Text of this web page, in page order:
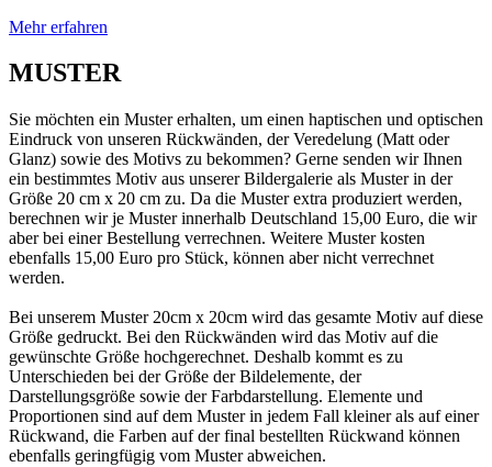
Mehr erfahren
MUSTER
Sie möchten ein Muster erhalten, um einen haptischen und optischen
Eindruck von unseren Rückwänden, der Veredelung (Matt oder
Glanz) sowie des Motivs zu bekommen? Gerne senden wir Ihnen
ein bestimmtes Motiv aus unserer Bildergalerie als Muster in der
Größe 20 cm x 20 cm zu. Da die Muster extra produziert werden,
berechnen wir je Muster innerhalb Deutschland 15,00 Euro, die wir
aber bei einer Bestellung verrechnen. Weitere Muster kosten
ebenfalls 15,00 Euro pro Stück, können aber nicht verrechnet
werden.
Bei unserem Muster 20cm x 20cm wird das gesamte Motiv auf diese
Größe gedruckt. Bei den Rückwänden wird das Motiv auf die
gewünschte Größe hochgerechnet. Deshalb kommt es zu
Unterschieden bei der Größe der Bildelemente, der
Darstellungsgröße sowie der Farbdarstellung. Elemente und
Proportionen sind auf dem Muster in jedem Fall kleiner als auf einer
Rückwand, die Farben auf der final bestellten Rückwand können
ebenfalls geringfügig vom Muster abweichen.